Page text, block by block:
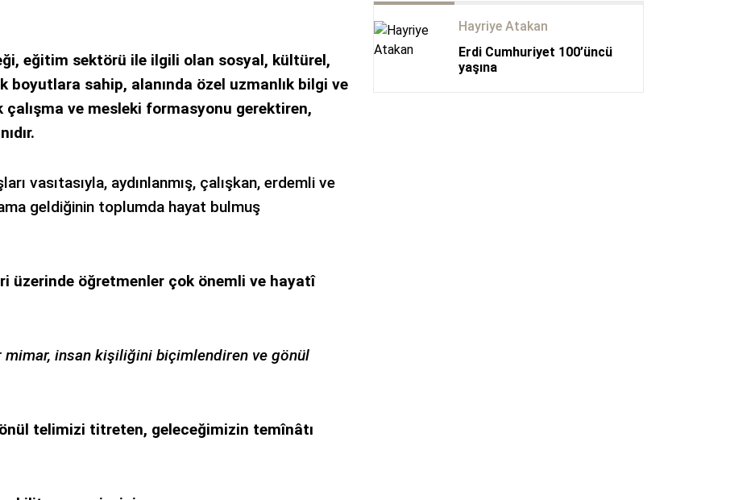
eğitim sektörü ile ilgili olan sosyal, kültürel,
sahip, alanında özel uzmanlık bilgi ve
ve mesleki formasyonu gerektiren,
vasıtasıyla, aydınlanmış, çalışkan, erdemli ve
geldiğinin toplumda hayat bulmuş
üzerinde öğretmenler çok önemli ve hayatî
mimar, insan kişiliğini biçimlendiren ve gönül
telimizi titreten, geleceğimizin temînâtı
Hayriye Atakan
Erdi Cumhuriyet 100’üncü
yaşına